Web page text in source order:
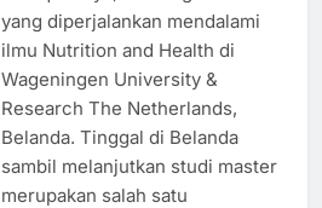
yang diperjalankan mendalami
ilmu Nutrition and Health di
Wageningen University &
Research The Netherlands,
Belanda. Tinggal di Belanda
sambil melanjutkan studi master
merupakan salah satu